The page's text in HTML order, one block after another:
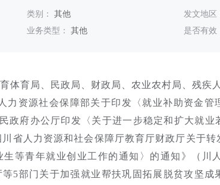
类别：其他 发文地区
业务类型：其他 是否有效
体育局、民政局、财政局、农业农村局、残疾
力资源社会保障部关于印发〈就业补助资金管
政府办公厅印发〈关于进一步稳定和扩大就业
川省人力资源和社会保障厅教育厅财政厅关于
等青年就业创业工作的通知〉的通知》（川
等5部门关于加强就业帮扶巩固拓展脱贫攻坚成